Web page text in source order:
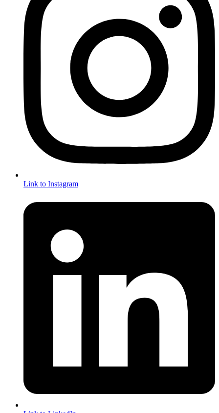
Link to Instagram